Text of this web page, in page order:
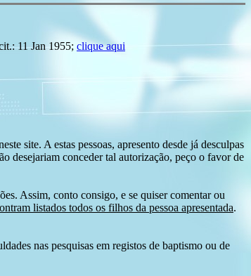
11 Jan 1955; clique aqui
site. A estas pessoas, apresento desde já desculpas
desejariam conceder tal autorização, peço o favor de
Assim, conto consigo, e se quiser comentar ou
listados todos os filhos da pessoa apresentada.
nas pesquisas em registos de baptismo ou de